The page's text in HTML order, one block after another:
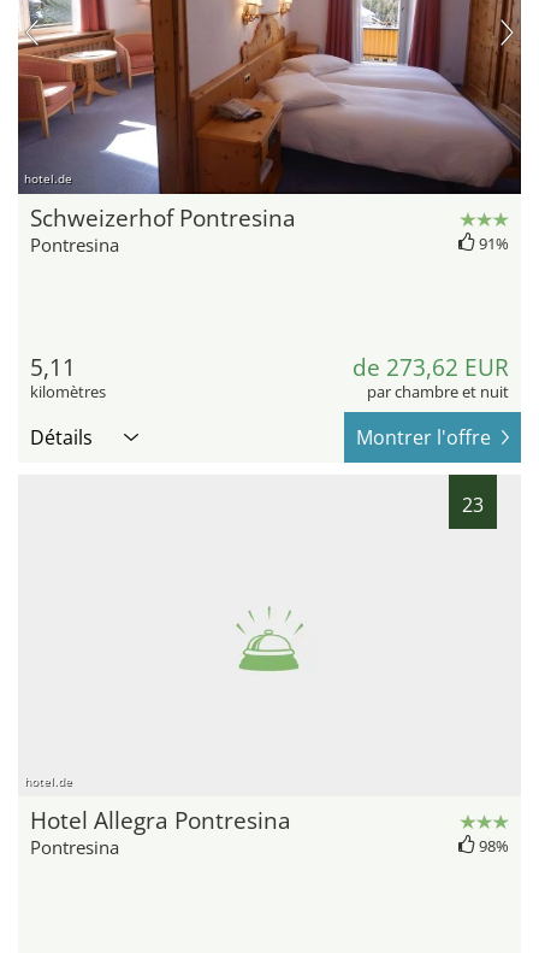
hotel.de
Schweizerhof Pontresina
Pontresina 91%
5,11
kilomètres
de 273,62 EUR
par chambre et nuit
Détails Montrer l'offre
23
hotel.de
Hotel Allegra Pontresina
Pontresina 98%